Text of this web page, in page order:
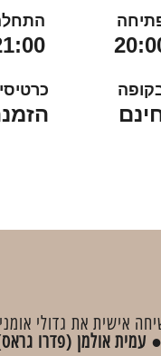
אישית את גדולי
עמית אולמן (פדרו